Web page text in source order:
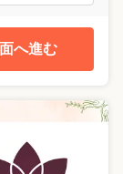
へ進む